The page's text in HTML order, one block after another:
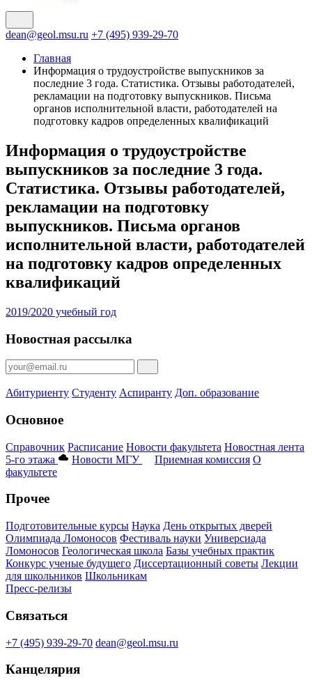
dean@geol.msu.ru +7 (495) 939-29-70
Главная
Информация о трудоустройстве выпускников за
последние 3 года. Статистика. Отзывы работодателей,
рекламации на подготовку выпускников. Письма
органов исполнительной власти, работодателей на
подготовку кадров определенных квалификаций
Информация о трудоустройстве
выпускников за последние 3 года.
Статистика. Отзывы работодателей,
рекламации на подготовку
выпускников. Письма органов
исполнительной власти, работодателей
на подготовку кадров определенных
квалификаций
2019/2020 учебный год
Новостная рассылка
Абитуриенту Студенту Аспиранту Доп. образование
Основное
Справочник Расписание Новости факультета Новостная лента
5-го этажа
Новости МГУ Приемная комиссия О
факультете
Прочее
Подготовительные курсы Наука День открытых дверей
Олимпиада Ломоносов Фестиваль науки Универсиада
Ломоносов Геологическая школа Базы учебных практик
Конкурс ученые будущего Диссертационный советы Лекции
для школьников Школьникам
Пресс-релизы
Связаться
+7 (495) 939-29-70 dean@geol.msu.ru
Канцелярия